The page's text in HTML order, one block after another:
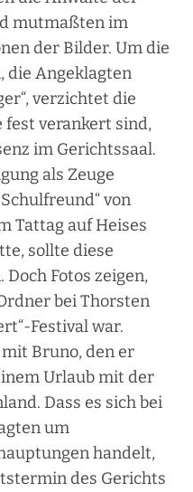
mutmaßten im
der Bilder. Um die
die Angeklagten
verzichtet die
fest verankert sind,
im Gerichtssaal.
als Zeuge
von
Tattag auf Heises
sollte diese
Fotos zeigen,
bei Thorsten
Festival war.
Bruno, den er
Urlaub mit der
Dass es sich bei
um
handelt,
des Gerichts